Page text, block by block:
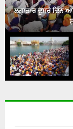
ਲਗਾਤਾਰ ਦੂਸਰੇ ਦਿਨ